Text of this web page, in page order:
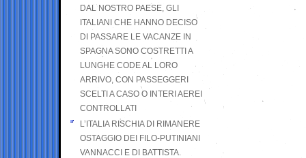
DAL NOSTRO PAESE, GLI
ITALIANI CHE HANNO DECISO
DI PASSARE LE VACANZE IN
SPAGNA SONO COSTRETTI A
LUNGHE CODE AL LORO
ARRIVO, CON PASSEGGERI
SCELTI A CASO O INTERI AEREI
CONTROLLATI
L’ITALIA RISCHIA DI RIMANERE
OSTAGGIO DEI FILO-PUTINIANI
VANNACCI E DI BATTISTA.